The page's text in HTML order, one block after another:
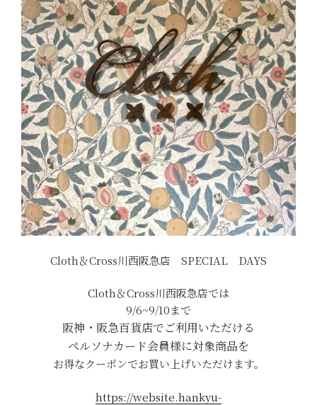
Cloth＆Cross川西阪急店 SPECIAL DAYS
Cloth＆Cross川西阪急店では
9/6~9/10まで
阪神・阪急百貨店でご利用いただける
ペルソナカード会員様に対象商品を
お得なクーポンでお買い上げいただけます。
https://website.hankyu-